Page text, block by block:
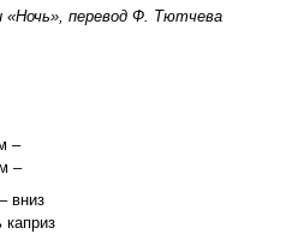
перевод Ф. Тютчева
–
–
вниз